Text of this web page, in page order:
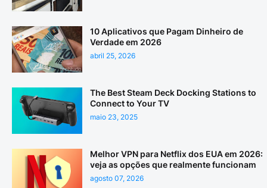
10 Aplicativos que Pagam Dinheiro de
Verdade em 2026
abril 25, 2026
The Best Steam Deck Docking Stations to
Connect to Your TV
maio 23, 2025
Melhor VPN para Netflix dos EUA em 2026:
veja as opções que realmente funcionam
agosto 07, 2026